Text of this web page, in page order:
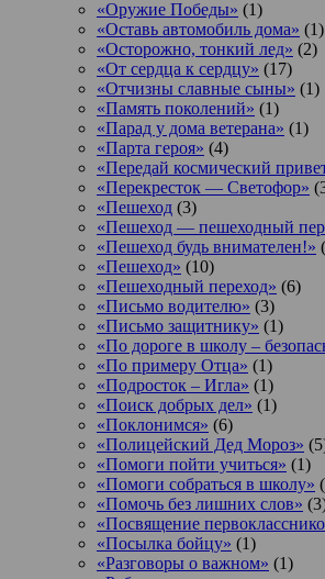
«Оружие Победы» (1)
«Оставь автомобиль дома» (1)
«Осторожно, тонкий лед» (2)
«От сердца к сердцу» (17)
«Отчизны славные сыны» (1)
«Память поколений» (1)
«Парад у дома ветерана» (1)
«Парта героя» (4)
«Передай космический
«Перекресток — Светофор»
«Пешеход (3)
«Пешеход — пешеходный
«Пешеход будь внимателен!»
«Пешеход» (10)
«Пешеходный переход» (6)
«Письмо водителю» (3)
«Письмо защитнику» (1)
«По дороге в школу –
«По примеру Отца» (1)
«Подросток ‒ Игла» (1)
«Поиск добрых дел» (1)
«Поклонимся» (6)
«Полицейский Дед Мороз»
«Помоги пойти учиться» (1)
«Помоги собраться в школу»
«Помочь без лишних слов»
«Посвящение
«Посылка бойцу» (1)
«Разговоры о важном» (1)